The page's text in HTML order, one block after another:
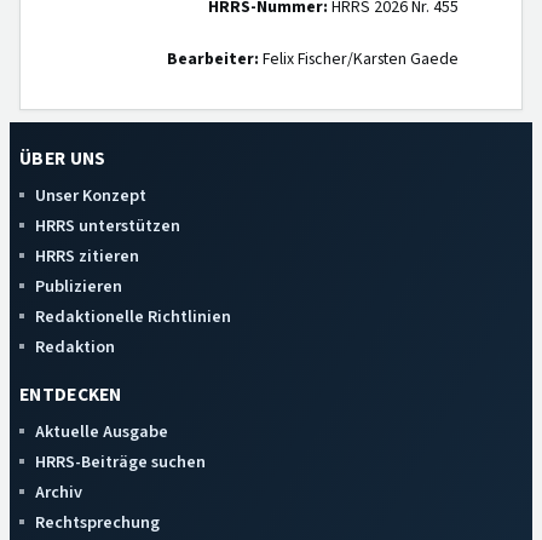
HRRS-Nummer: HRRS 2026 Nr. 455
Bearbeiter: Felix Fischer/Karsten Gaede
ÜBER UNS
Unser Konzept
HRRS unterstützen
HRRS zitieren
Publizieren
Redaktionelle Richtlinien
Redaktion
ENTDECKEN
Aktuelle Ausgabe
HRRS-Beiträge suchen
Archiv
Rechtsprechung